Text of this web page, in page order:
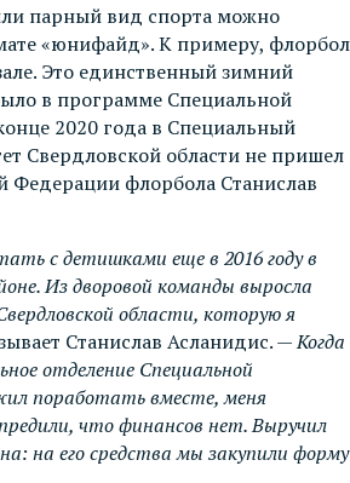
парный вид спорта можно
«юнифайд». К примеру, флорбол
Это единственный зимний
в программе Специальной
2020 года в Специальный
Свердловской области не пришел
Федерации флорбола Станислав
с детишками еще в 2016 году в
Из дворовой команды выросла
области, которую я
Станислав Асланидис. —Когда
отделение Специальной
поработать вместе, меня
что финансов нет. Выручил
на его средства мы закупили форму